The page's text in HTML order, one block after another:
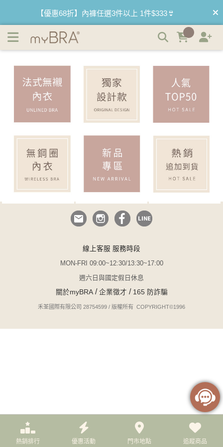
妳的內衣品牌
【優惠68折】內褲任選3件以上 1件$333👙
【買內衣免運費】台灣滿1200運費0元🚛
【夏日滿額贈】把衣物壓縮收納袋回家 🌞
【父親節快樂】男內褲5件$999🧔
線上客服 服務時段
MON-FRI 09:00~12:30/13:30~17:00
週六日與國定假日休息
關於myBRA/ 企業徵才 / 165 防詐騙
禾荃國際有限公司 28754599 / 版權所有 COPYRIGHT©1996
熱銷排行 優惠活動 門市地點 追蹤商品